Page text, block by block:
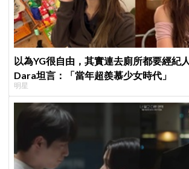
以為YG很自由，其實連去廁所都要經紀
Dara坦言：「當年超羨慕少女時代」
明星